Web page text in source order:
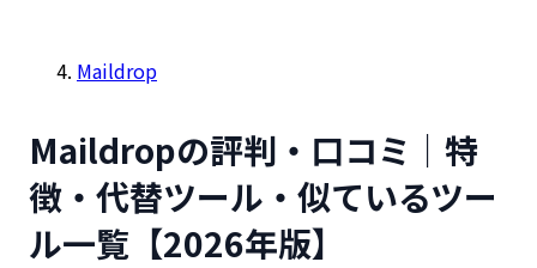
Maildrop
Maildropの評判・口コミ｜特
徴・代替ツール・似ているツー
ル一覧【2026年版】